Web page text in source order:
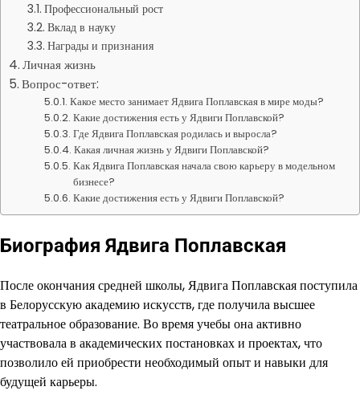
Профессиональный рост
Вклад в науку
Награды и признания
Личная жизнь
Вопрос-ответ:
Какое место занимает Ядвига Поплавская в мире моды?
Какие достижения есть у Ядвиги Поплавской?
Где Ядвига Поплавская родилась и выросла?
Какая личная жизнь у Ядвиги Поплавской?
Как Ядвига Поплавская начала свою карьеру в модельном
бизнесе?
Какие достижения есть у Ядвиги Поплавской?
Биография Ядвига Поплавская
После окончания средней школы, Ядвига Поплавская поступила
в Белорусскую академию искусств, где получила высшее
театральное образование. Во время учебы она активно
участвовала в академических постановках и проектах, что
позволило ей приобрести необходимый опыт и навыки для
будущей карьеры.